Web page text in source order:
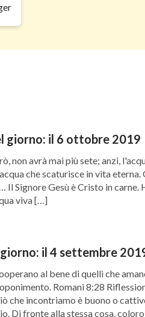
Letture del giorno: il 6 ottobre 2019
non avrà mai più sete; anzi,
che scaturisce in vita eterna.
Signore Gesù è Cristo in carne.
viva […]
il 4 settembre
al bene di quelli che
Romani 8:28
che incontriamo è buono o
Di fronte alla stessa cosa,